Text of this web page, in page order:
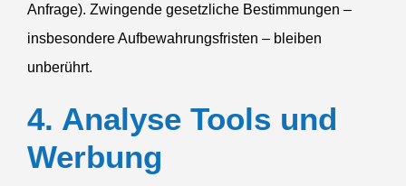
Anfrage). Zwingende gesetz­liche Bestim­mungen –
insbe­sondere Aufbe­wah­rungs­fristen – bleiben
unberührt.
4. Analyse Tools und
Werbung